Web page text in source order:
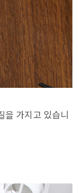
을 가지고 있습니